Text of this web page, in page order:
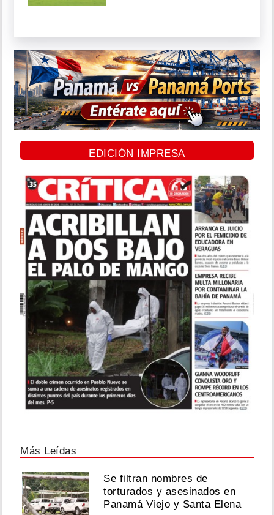
EDICIÓN IMPRESA
Más Leídas
Se filtran nombres de
torturados y asesinados en
Panamá Viejo y Santa Elena